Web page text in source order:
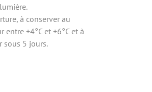
à conserver au
entre +4°C et +6°C et à
sous 5 jours.